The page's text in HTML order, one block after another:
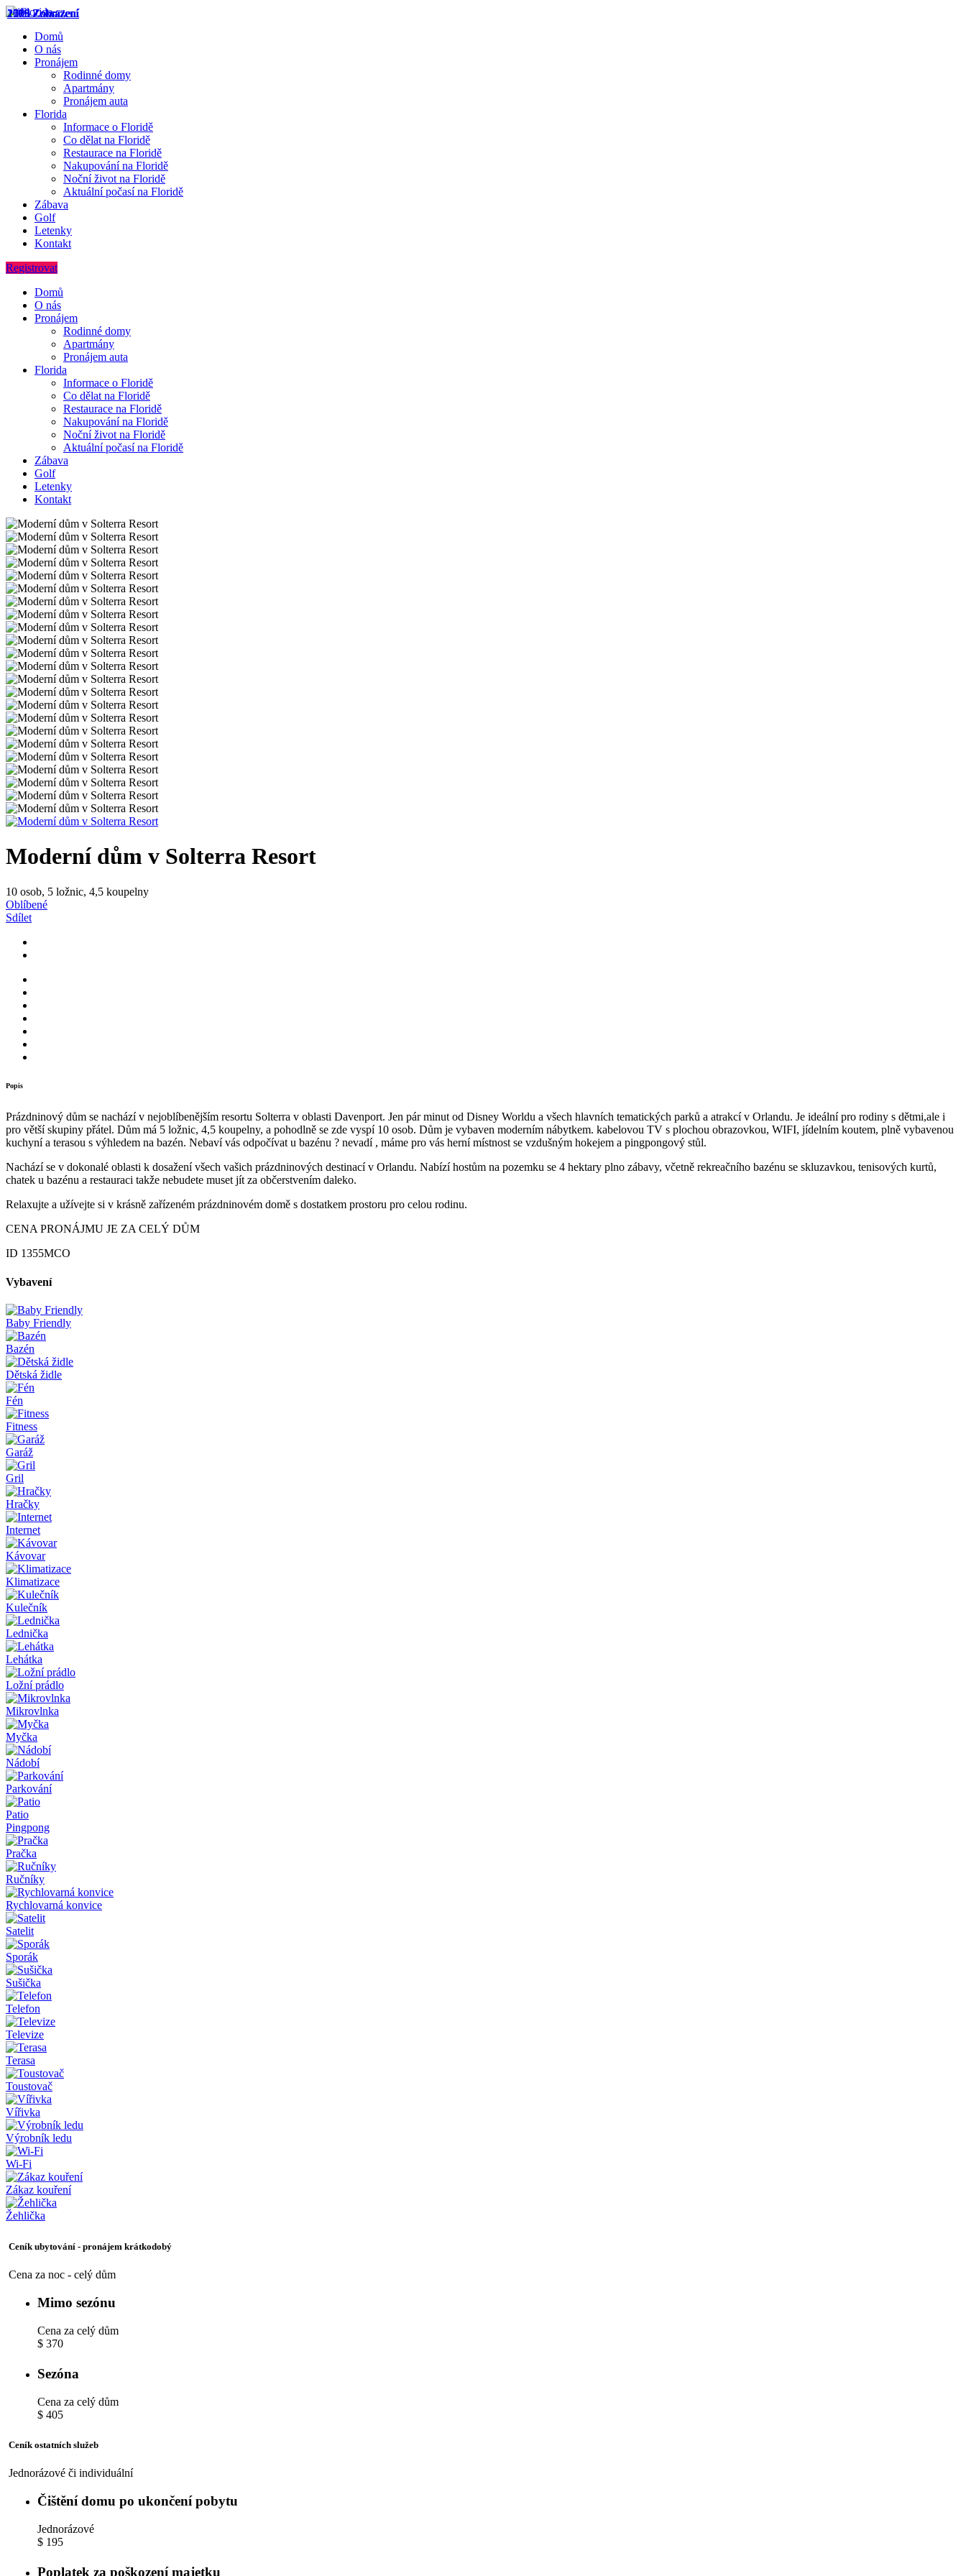
Domů
O nás
Pronájem
Rodinné domy
Apartmány
Pronájem auta
Florida
Informace o Floridě
Co dělat na Floridě
Restaurace na Floridě
Nakupování na Floridě
Noční život na Floridě
Aktuální počasí na Floridě
Zábava
Golf
Letenky
Kontakt
Registrovat
Domů
O nás
Pronájem
Rodinné domy
Apartmány
Pronájem auta
Florida
Informace o Floridě
Co dělat na Floridě
Restaurace na Floridě
Nakupování na Floridě
Noční život na Floridě
Aktuální počasí na Floridě
Zábava
Golf
Letenky
Kontakt
Moderní dům v Solterra Resort
10 osob, 5 ložnic, 4,5 koupelny
Oblíbené
Sdílet
Popis
Prázdninový dům se nachází v nejoblíbenějším resortu Solterra v oblasti Davenport. Jen pár minut od Disney Worldu a všech hlavních tematických parků a atrakcí v Orlandu. Je ideální pro rodiny s dětmi,ale i
pro větší skupiny přátel. Dům má 5 ložnic, 4,5 koupelny, a pohodlně se zde vyspí 10 osob. Dům je vybaven moderním nábytkem. kabelovou TV s plochou obrazovkou, WIFI, jídelním koutem, plně vybavenou
kuchyní a terasou s výhledem na bazén. Nebaví vás odpočívat u bazénu ? nevadí , máme pro vás herní místnost se vzdušným hokejem a pingpongový stůl.
Nachází se v dokonalé oblasti k dosažení všech vašich prázdninových destinací v Orlandu. Nabízí hostům na pozemku se 4 hektary plno zábavy, včetně rekreačního bazénu se skluzavkou, tenisových kurtů,
chatek u bazénu a restauraci takže nebudete muset jít za občerstvením daleko.
Relaxujte a užívejte si v krásně zařízeném prázdninovém domě s dostatkem prostoru pro celou rodinu.
CENA PRONÁJMU JE ZA CELÝ DŮM
ID 1355MCO
Vybavení
Baby Friendly
Bazén
Dětská židle
Fén
Fitness
Garáž
Gril
Hračky
Internet
Kávovar
Klimatizace
Kulečník
Lednička
Lehátka
Ložní prádlo
Mikrovlnka
Myčka
Nádobí
Parkování
Patio
Pingpong
Pračka
Ručníky
Rychlovarná konvice
Satelit
Sporák
Sušička
Telefon
Televize
Terasa
Toustovač
Vířivka
Výrobník ledu
Wi-Fi
Zákaz kouření
Žehlička
Ceník ubytování - pronájem krátkodobý
Cena za noc - celý dům
Mimo sezónu
Cena za celý dům
$ 370
Sezóna
Cena za celý dům
$ 405
Ceník ostatních služeb
Jednorázové či individuální
Čištění domu po ukončení pobytu
Jednorázové
$ 195
Poplatek za poškození majetku
2505 Zobrazení
1075 Zobrazení
2758 Zobrazení
1996 Zobrazení
2119 Zobrazení